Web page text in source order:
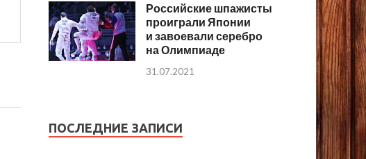
Российские шпажисты
проиграли Японии
и завоевали серебро
на Олимпиаде
31.07.2021
ПОСЛЕДНИЕ ЗАПИСИ